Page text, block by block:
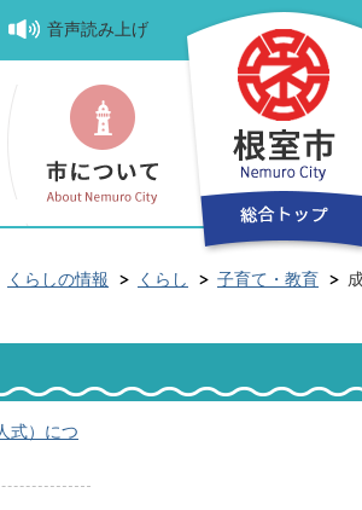
音声読み上げ
くらしの情報 くらし 子育て・教育
式）につ